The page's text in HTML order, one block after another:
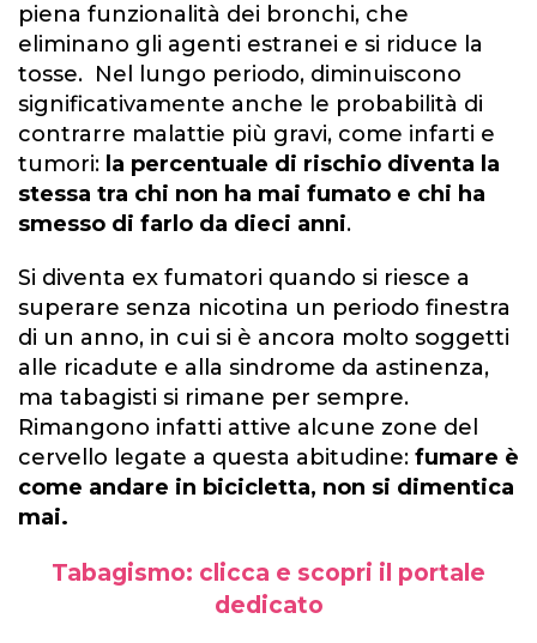
piena funzionalità dei bronchi, che
eliminano gli agenti estranei e si riduce la
tosse. Nel lungo periodo, diminuiscono
significativamente anche le probabilità di
contrarre malattie più gravi, come infarti e
tumori: la percentuale di rischio diventa la
stessa tra chi non ha mai fumato e chi ha
smesso di farlo da dieci anni.
Si diventa ex fumatori quando si riesce a
superare senza nicotina un periodo finestra
di un anno, in cui si è ancora molto soggetti
alle ricadute e alla sindrome da astinenza,
ma tabagisti si rimane per sempre.
Rimangono infatti attive alcune zone del
cervello legate a questa abitudine: fumare è
come andare in bicicletta, non si dimentica
mai.
Tabagismo: clicca e scopri il portale
dedicato